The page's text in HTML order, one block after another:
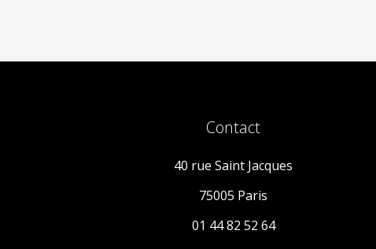
Contact
40 rue Saint Jacques
75005 Paris
01 44 82 52 64